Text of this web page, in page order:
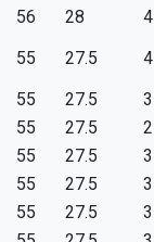
56 28
4
55 27.5
4
55 27.5
3
55 27.5
2
55 27.5
3
55 27.5
3
55 27.5
3